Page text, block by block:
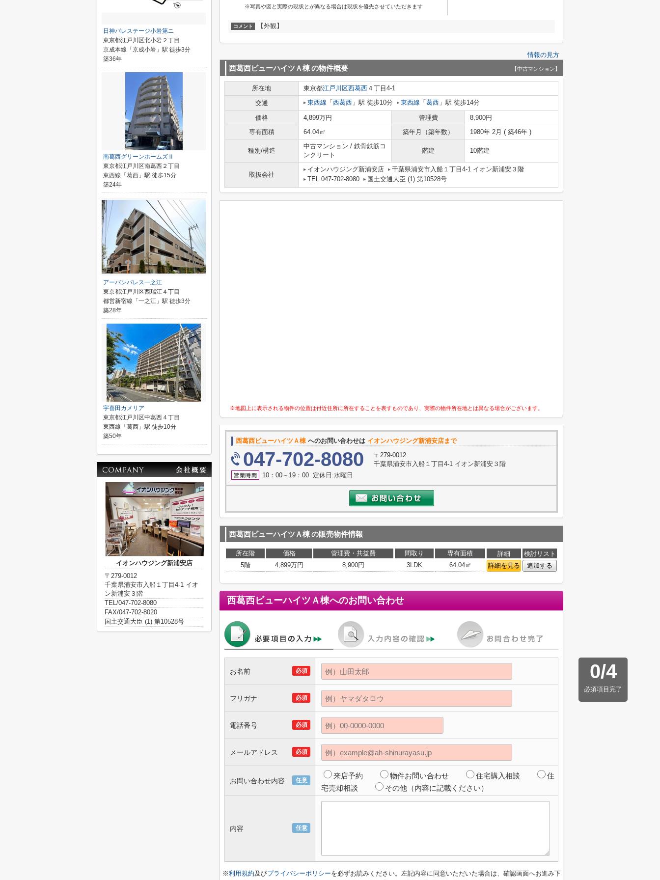
※写真や図と実際の現状とが異なる場合は現状を優先させていただきます
コメント 【外観】
情報の見方
西葛西ビューハイツＡ棟の物件概要 【中古マンション】
所在地 東京都江戸川区西葛西 ４丁目4-1
交通
東西線 「 西葛西 」駅 徒歩10分 東西線 「 葛西 」駅 徒歩14分
価格 4,899万円 管理費
8,900円
専有面積
64.04㎡ 築年月（築年数） 1980年 2月 ( 築46年 )
種別/構造
中古マンション / 鉄骨鉄筋コ
ンクリート
階建 10階建
取扱会社
イオンハウジング新浦安店
千葉県浦安市入船１丁目4-1 イオン新浦安３階
TEL:047-702-8080
国土交通大臣 (1) 第10528号
※地図上に表示される物件の位置は付近住所に所在することを表すものであり、実際の物件所在地とは異なる場合がございます。
西葛西ビューハイツＡ棟 へのお問い合わせは イオンハウジング新浦安店まで
047-702-8080
〒279-0012
千葉県浦安市入船１丁目4-1 イオン新浦安３階
10：00～19：00 定休日:水曜日
西葛西ビューハイツＡ棟の販売物件情報
所在階 価格 管理費・共益費 間取り 専有面積 詳細
検討リスト
5階
4,899万円 8,900円 3LDK 64.04㎡ 詳細を見る 追加する
西葛西ビューハイツＡ棟へのお問い合わせ
0/4
必須項目完了
必須
お名前
必須
フリガナ
必須
電話番号
必須
メールアドレス
任意
お問い合わせ内容
来店予約 物件お問い合わせ 住宅購入相談
住
宅売却相談
その他（内容に記載ください）
任意
内容
※利用規約及びプライバシーポリシーを必ずお読みください。左記内容に同意いただいた場合は、確認画面へお進み下
日神パレステージ小岩第ニ
東京都江戸川区北小岩２丁目
京成本線「京成小岩」駅 徒歩3分
築36年
南葛西グリーンホームズⅡ
東京都江戸川区南葛西２丁目
東西線「葛西」駅 徒歩15分
築24年
アーバンパレス一之江
東京都江戸川区西瑞江４丁目
都営新宿線「一之江」駅 徒歩3分
築28年
宇喜田カメリア
東京都江戸川区中葛西４丁目
東西線「葛西」駅 徒歩10分
築50年
イオンハウジング新浦安店
〒279-0012
千葉県浦安市入船１丁目4-1 イオ
ン新浦安３階
TEL/047-702-8080
FAX/047-702-8020
国土交通大臣 (1) 第10528号